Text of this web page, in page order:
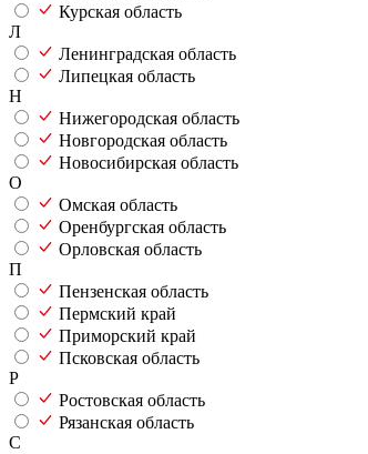
Курская область
Л
Ленинградская область
Липецкая область
Н
Нижегородская область
Новгородская область
Новосибирская область
О
Омская область
Оренбургская область
Орловская область
П
Пензенская область
Пермский край
Приморский край
Псковская область
Р
Ростовская область
Рязанская область
С